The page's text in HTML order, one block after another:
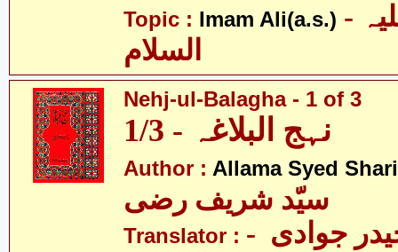
Topic : Imam Ali(a.s.) - امام علی علیہ
Nehj-ul-Balagha - 1 of 3
نہج البلاغہ - 1/3
Author : Allama Syed
سیّد شریف رضی
Translator : جوادی